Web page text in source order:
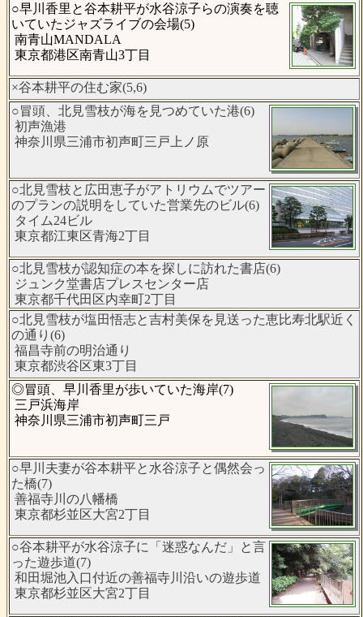
○早川香里と谷本耕平が水谷涼子らの演奏を聴
いていたジャズライブの会場(5)
南青山MANDALA
東京都港区南青山3丁目
×谷本耕平の住む家(5,6)
○冒頭、北見雪枝が海を見つめていた港(6)
初声漁港
神奈川県三浦市初声町三戸上ノ原
○北見雪枝と広田恵子がアトリウムでツアー
のプランの説明をしていた営業先のビル(6)
タイム24ビル
東京都江東区青海2丁目
○北見雪枝が認知症の本を探しに訪れた書店(6)
ジュンク堂書店プレスセンター店
東京都千代田区内幸町2丁目
○北見雪枝が塩田悟志と吉村美保を見送った恵比寿北駅近く
の通り(6)
福昌寺前の明治通り
東京都渋谷区東3丁目
◎冒頭、早川香里が歩いていた海岸(7)
三戸浜海岸
神奈川県三浦市初声町三戸
○早川夫妻が谷本耕平と水谷涼子と偶然会っ
た橋(7)
善福寺川の八幡橋
東京都杉並区大宮2丁目
○谷本耕平が水谷涼子に「迷惑なんだ」と言
った遊歩道(7)
和田堀池入口付近の善福寺川沿いの遊歩道
東京都杉並区大宮2丁目